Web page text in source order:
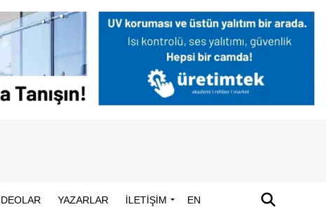
YAZARLAR İLETİŞİM EN